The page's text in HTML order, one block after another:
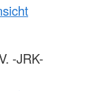
-JRK-